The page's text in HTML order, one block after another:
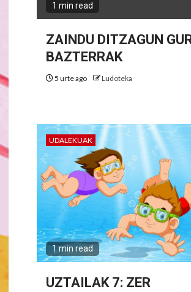
1 min read
ZAINDU DITZAGUN
BAZTERRAK
5 urte ago Ludoteka
UDALEKUAK
1 min read
UZTAILAK 7: ZER